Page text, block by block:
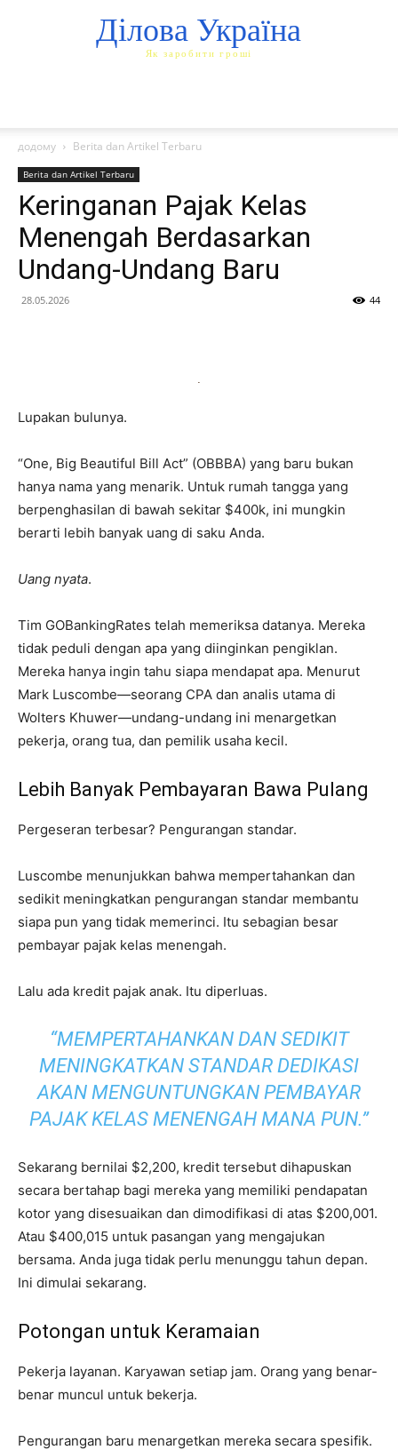
Ділова Україна
Як заробити гроші
додому Berita dan Artikel Terbaru
Berita dan Artikel Terbaru
Keringanan Pajak Kelas
Menengah Berdasarkan
Undang-Undang Baru
28.05.2026 44
Lupakan bulunya.
“One, Big Beautiful Bill Act” (OBBBA) yang baru bukan
hanya nama yang menarik. Untuk rumah tangga yang
berpenghasilan di bawah sekitar $400k, ini mungkin
berarti lebih banyak uang di saku Anda.
Uang nyata.
Tim GOBankingRates telah memeriksa datanya. Mereka
tidak peduli dengan apa yang diinginkan pengiklan.
Mereka hanya ingin tahu siapa mendapat apa. Menurut
Mark Luscombe—seorang CPA dan analis utama di
Wolters Khuwer—undang-undang ini menargetkan
pekerja, orang tua, dan pemilik usaha kecil.
Lebih Banyak Pembayaran Bawa Pulang
Pergeseran terbesar? Pengurangan standar.
Luscombe menunjukkan bahwa mempertahankan dan
sedikit meningkatkan pengurangan standar membantu
siapa pun yang tidak memerinci. Itu sebagian besar
pembayar pajak kelas menengah.
Lalu ada kredit pajak anak. Itu diperluas.
“MEMPERTAHANKAN DAN SEDIKIT
MENINGKATKAN STANDAR DEDIKASI
AKAN MENGUNTUNGKAN PEMBAYAR
PAJAK KELAS MENENGAH MANA PUN.”
Sekarang bernilai $2,200, kredit tersebut dihapuskan
secara bertahap bagi mereka yang memiliki pendapatan
kotor yang disesuaikan dan dimodifikasi di atas $200,001.
Atau $400,015 untuk pasangan yang mengajukan
bersama. Anda juga tidak perlu menunggu tahun depan.
Ini dimulai sekarang.
Potongan untuk Keramaian
Pekerja layanan. Karyawan setiap jam. Orang yang benar-
benar muncul untuk bekerja.
Pengurangan baru menargetkan mereka secara spesifik.